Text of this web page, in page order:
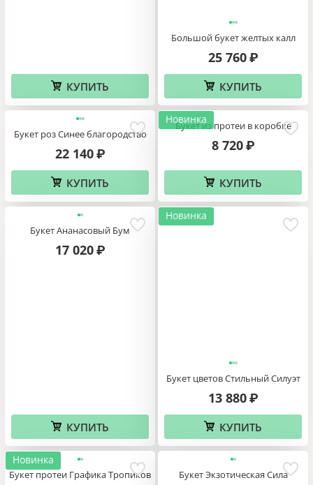
КУПИТЬ
Большой букет желтых калл
25 760 ₽
КУПИТЬ
Букет роз Синее благородство
22 140 ₽
КУПИТЬ
Новинка
Букет из протеи в коробке
8 720 ₽
КУПИТЬ
Букет Ананасовый Бум
17 020 ₽
КУПИТЬ
Новинка
Букет цветов Стильный Силуэт
13 880 ₽
КУПИТЬ
Новинка
Букет протеи Графика Тропиков Букет Экзотическая Сила